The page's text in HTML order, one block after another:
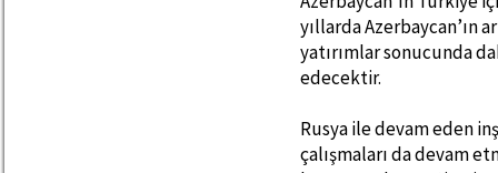
yıllarda Azerbaycan’ın
yatırımlar sonucunda
edecektir.
Rusya ile devam eden
çalışmaları da devam